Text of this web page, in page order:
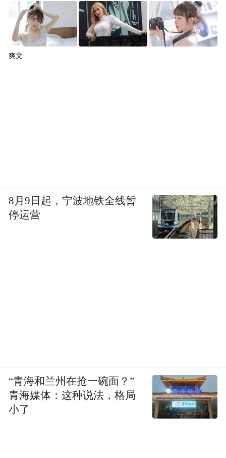
爽文
8月9日起，宁波地铁全线暂
停运营
“青海和兰州在抢一碗面？”
青海媒体：这种说法，格局
小了